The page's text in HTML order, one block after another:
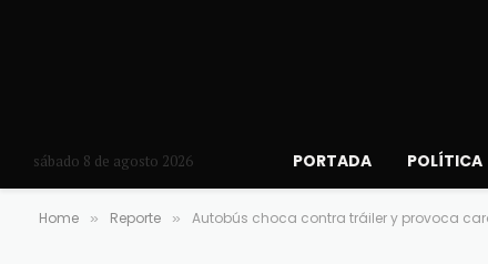
sábado 8 de agosto 2026 PORTADA POLÍTICA
Home » Reporte » Autobús choca contra tráiler y provoca